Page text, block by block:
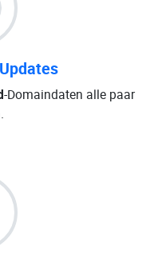
-Domaindaten alle paar